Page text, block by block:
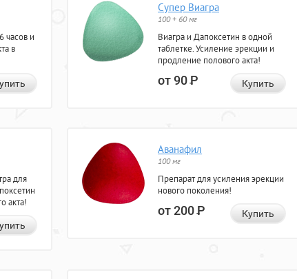
часов и
в
Супер Виагра
100 + 60 мг
Виагра и Дапоксетин в одной
таблетке. Усиление эрекции и
продление полового акта!
от 90Р Купить
для
акта!
Аванафил
100 мг
Препарат для усиления эрекции
нового поколения!
от 200Р Купить